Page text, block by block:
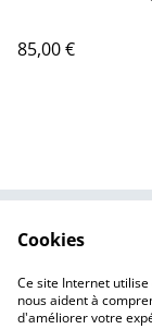
85,00 €
Cookies
Ce site Internet
nous aident à
d'améliorer votre